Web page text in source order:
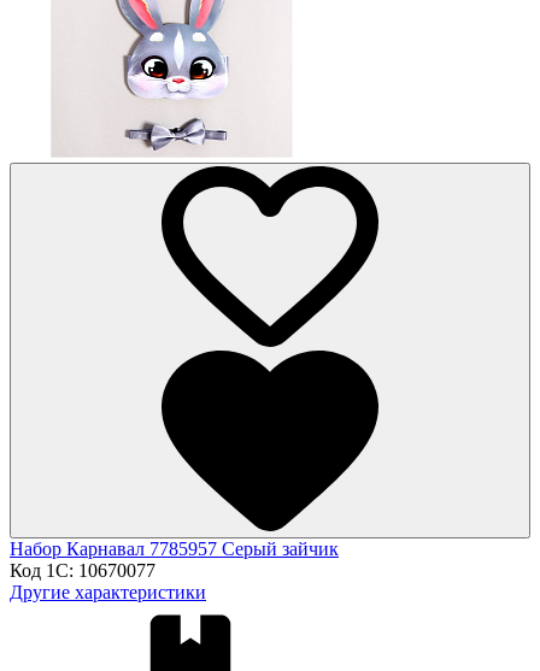
Набор Карнавал 7785957 Серый зайчик
Код 1С: 10670077
Другие характеристики